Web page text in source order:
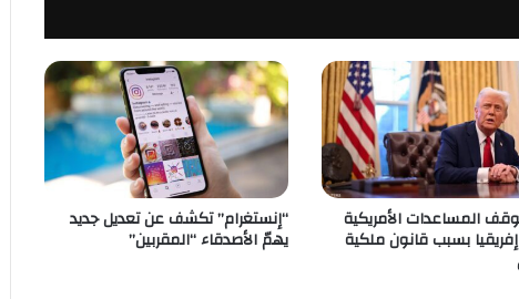
المساعدات الأمريكية
بسبب قانون ملكية
“إنستغرام” تكشف عن تعديل جديد
يهمّ الأصدقاء “المقربين”